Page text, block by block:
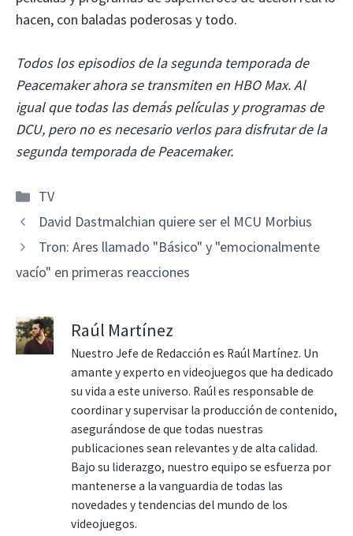
hacen, con baladas poderosas y todo.
Todos los episodios de la segunda temporada de
Peacemaker ahora se transmiten en HBO Max. Al
igual que todas las demás películas y programas de
DCU, pero no es necesario verlos para disfrutar de la
segunda temporada de Peacemaker.
Categorías
TV
David Dastmalchian quiere ser el MCU Morbius
Tron: Ares llamado "Básico" y "emocionalmente
vacío" en primeras reacciones
Raúl Martínez
Nuestro Jefe de Redacción es Raúl Martínez. Un
amante y experto en videojuegos que ha dedicado
su vida a este universo. Raúl es responsable de
coordinar y supervisar la producción de contenido,
asegurándose de que todas nuestras
publicaciones sean relevantes y de alta calidad.
Bajo su liderazgo, nuestro equipo se esfuerza por
mantenerse a la vanguardia de todas las
novedades y tendencias del mundo de los
videojuegos.